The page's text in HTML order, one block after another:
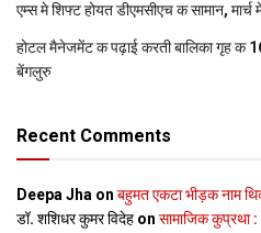
एम्स मे शिफ्ट होयत डीएमसीएच क सामान,
होटल मैनेजमेंट क पढ़ाई करती बालिका गृह क
बेंगलुरु
Recent Comments
Deepa Jha on बहुमत एकटा भीड़क नाम
डॉ. शशिधर कुमर विदेह on सामाजिक कुप्रथा